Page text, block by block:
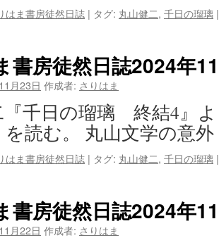
はま書房徒然日誌 | タグ: 丸山健二, 千日の瑠璃 |
書房徒然日誌2024年
月23日 作成者: さりはま
『千日の瑠璃 終結4』
を読む。 丸山文学の意
はま書房徒然日誌 | タグ: 丸山健二, 千日の瑠璃 |
書房徒然日誌2024年
月22日 作成者: さりはま